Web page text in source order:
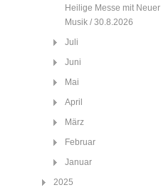
Heilige Messe mit Neuer
Musik / 30.8.2026
Juli
Juni
Mai
April
März
Februar
Januar
2025